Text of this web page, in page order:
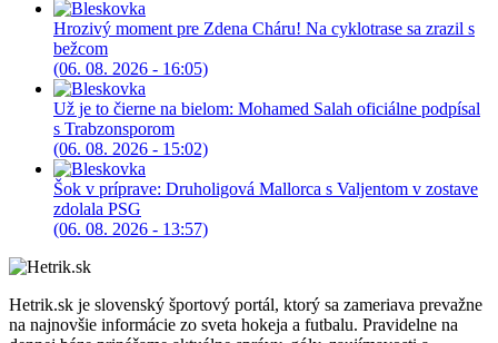
Hrozivý moment pre Zdena Cháru! Na cyklotrase sa zrazil s
bežcom
(06. 08. 2026 - 16:05)
Už je to čierne na bielom: Mohamed Salah oficiálne podpísal
s Trabzonsporom
(06. 08. 2026 - 15:02)
Šok v príprave: Druholigová Mallorca s Valjentom v zostave
zdolala PSG
(06. 08. 2026 - 13:57)
Hetrik.sk je slovenský športový portál, ktorý sa zameriava prevažne
na najnovšie informácie zo sveta hokeja a futbalu. Pravidelne na